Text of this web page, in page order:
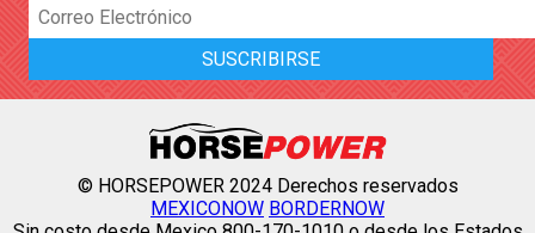
© HORSEPOWER 2024 Derechos reservados
MEXICONOW BORDERNOW